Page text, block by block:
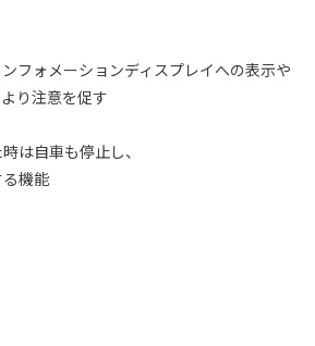
ォメーションディスプレイへの表示や
り注意を促す
自車も停止し、
機能